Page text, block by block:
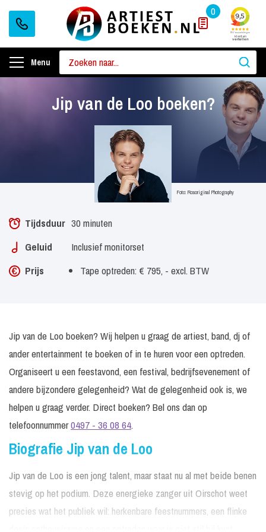
0
Menu
Jip van de Loo boeken?
Foto: Rosoriginal Photography
Tijdsduur 30 minuten
Geluid
Inclusief monitorset
Prijs
Tape optreden: € 795, - excl. BTW
Jip van de Loo boeken? Wij helpen u graag de artiest, band, dj of
ander entertainment te boeken of in te huren voor een optreden.
Organiseert u een feestavond, een festival, bedrijfsevenement of
andere bijzondere gelegenheid? Wat de gelegenheid ook is, we
helpen u graag verder. Direct boeken? Bel ons dan op
telefoonnummer0497 - 36 08 64.
Biografie Jip van de Loo
Jip van de Loo is een jong talent, maar staat nu al met beide benen
stevig op het podium. Deze energieke zanger uit Oirschot weet
precies wat het publiek wil: herkenbare feestnummers, een flinke